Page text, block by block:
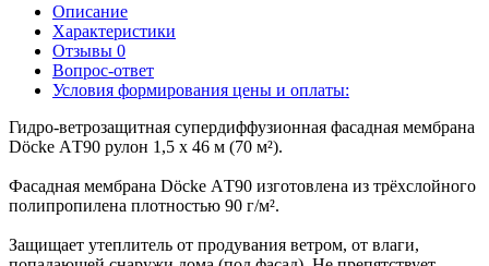
Описание
Характеристики
Отзывы 0
Вопрос-ответ
Условия формирования цены и оплаты:
Гидро-ветрозащитная супердиффузионная фасадная мембрана
Döcke АT90 рулон 1,5 х 46 м (70 м²).
Фасадная мембрана Döcke АT90 изготовлена из трёхслойного
полипропилена плотностью 90 г/м².
Защищает утеплитель от продувания ветром, от влаги,